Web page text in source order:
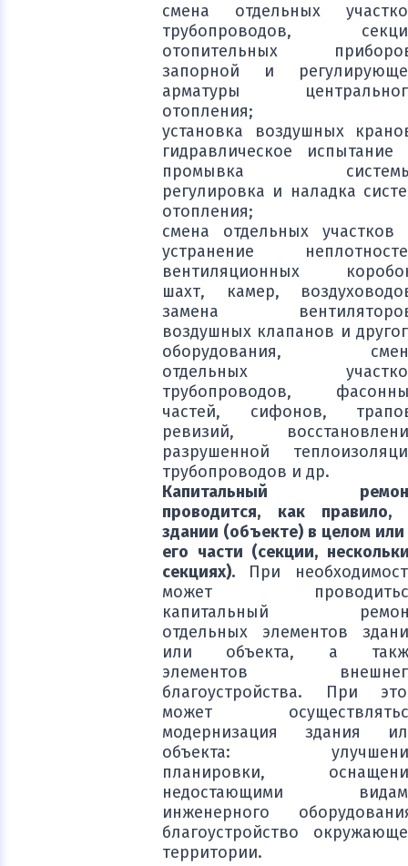
смена отдельных
трубопроводов,
отопительных
запорной и
арматуры
отопления;
установка воздушных
гидравлическое испытание
промывка
регулировка и наладка
отопления;
смена отдельных участков
устранение
вентиляционных
шахт, камер,
замена
воздушных клапанов и
оборудования,
отдельных
трубопроводов,
частей, сифонов,
ревизий,
разрушенной
трубопроводов и др.
Капитальный
проводится, как правило,
здании (объекте) в целом или
его части (секции,
секциях). При
может
капитальный
отдельных элементов
или объекта, а
элементов
благоустройства. При
может
модернизация здания
объекта:
планировки,
недостающими
инженерного
благоустройство
территории.